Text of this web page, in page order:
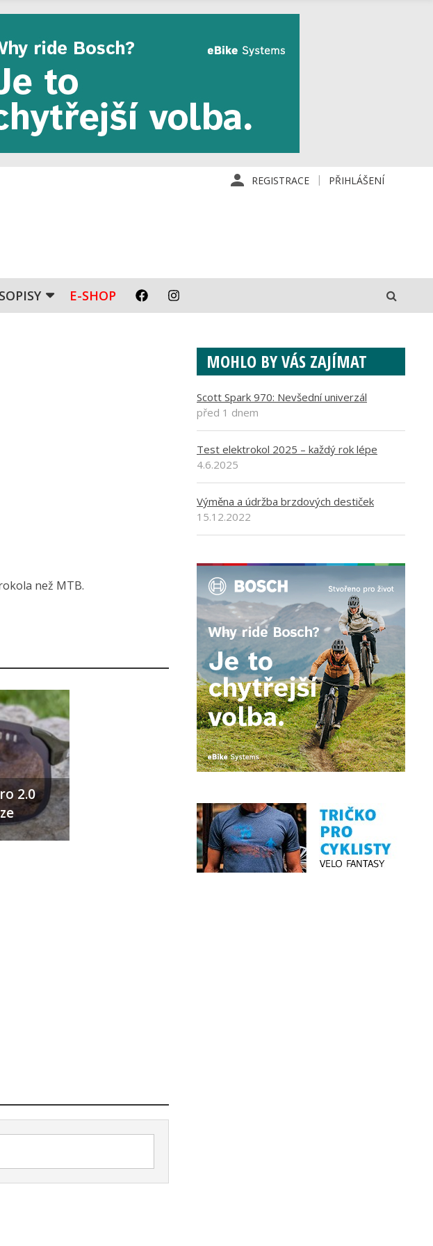
REGISTRACE PŘIHLÁŠENÍ
E-SHOP
než MTB.
2.0
MOHLO BY VÁS ZAJÍMAT
Scott Spark 970: Nevšední univerzál
před 1 dnem
Test elektrokol 2025 – každý rok lépe
4.6.2025
Výměna a údržba brzdových destiček
15.12.2022